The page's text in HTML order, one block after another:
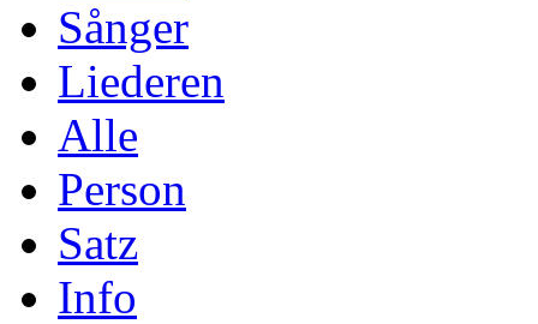
Sånger
Liederen
Alle
Person
Satz
Info